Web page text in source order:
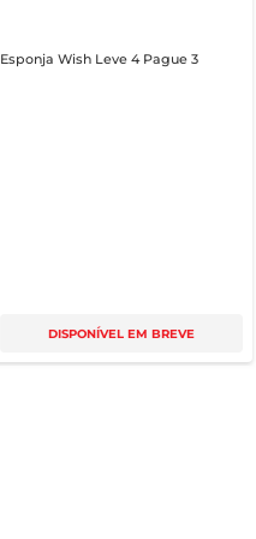
Esponja Wish Leve 4 Pague 3
DISPONÍVEL EM BREVE